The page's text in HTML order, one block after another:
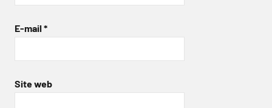
E-mail *
Site web